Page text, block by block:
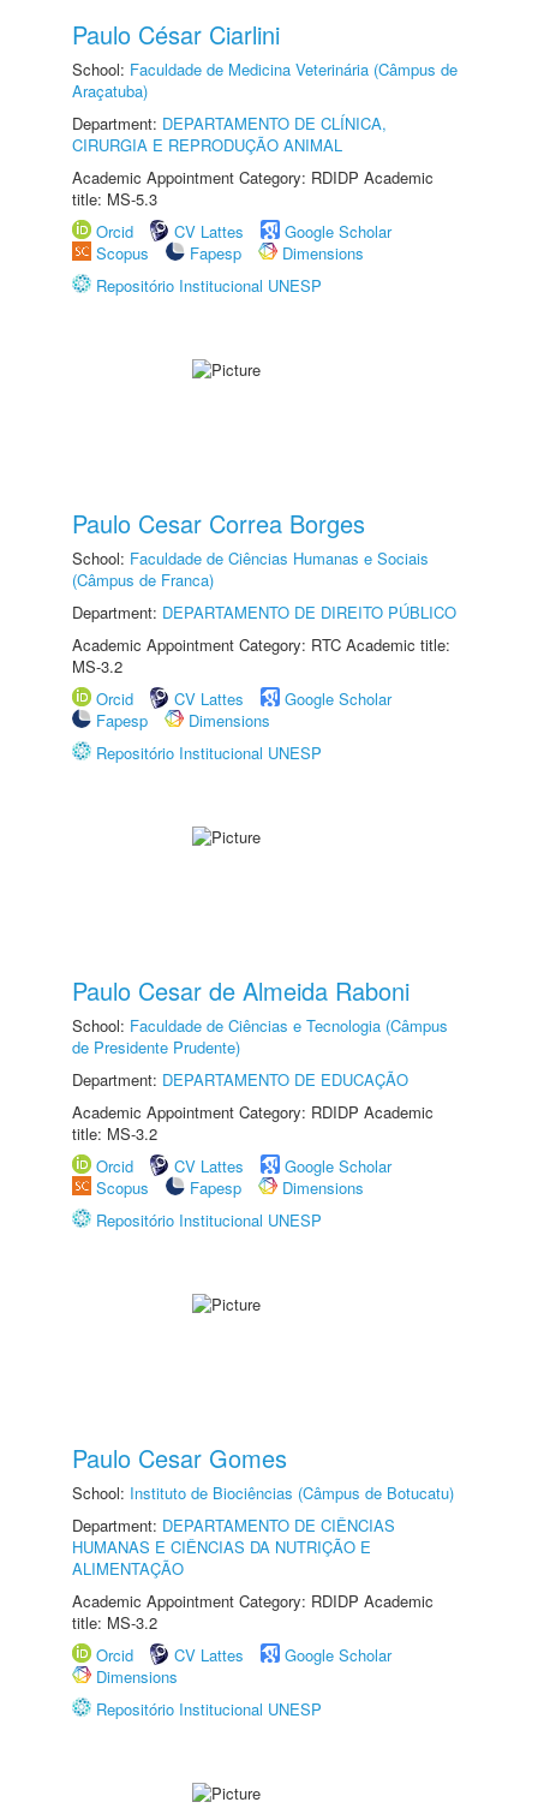
Paulo César Ciarlini
School: Faculdade de Medicina Veterinária (Câmpus de
Araçatuba)
Department: DEPARTAMENTO DE CLÍNICA,
CIRURGIA E REPRODUÇÃO ANIMAL
Academic Appointment Category: RDIDP Academic
title: MS-5.3
Orcid
CV Lattes
Google Scholar
Scopus
Fapesp
Dimensions
Repositório Institucional UNESP
Paulo Cesar Correa Borges
School: Faculdade de Ciências Humanas e Sociais
(Câmpus de Franca)
Department: DEPARTAMENTO DE DIREITO PÚBLICO
Academic Appointment Category: RTC Academic title:
MS-3.2
Orcid
CV Lattes
Google Scholar
Fapesp
Dimensions
Repositório Institucional UNESP
Paulo Cesar de Almeida Raboni
School: Faculdade de Ciências e Tecnologia (Câmpus
de Presidente Prudente)
Department: DEPARTAMENTO DE EDUCAÇÃO
Academic Appointment Category: RDIDP Academic
title: MS-3.2
Orcid
CV Lattes
Google Scholar
Scopus
Fapesp
Dimensions
Repositório Institucional UNESP
Paulo Cesar Gomes
School: Instituto de Biociências (Câmpus de Botucatu)
Department: DEPARTAMENTO DE CIÊNCIAS
HUMANAS E CIÊNCIAS DA NUTRIÇÃO E
ALIMENTAÇÃO
Academic Appointment Category: RDIDP Academic
title: MS-3.2
Orcid
CV Lattes
Google Scholar
Dimensions
Repositório Institucional UNESP